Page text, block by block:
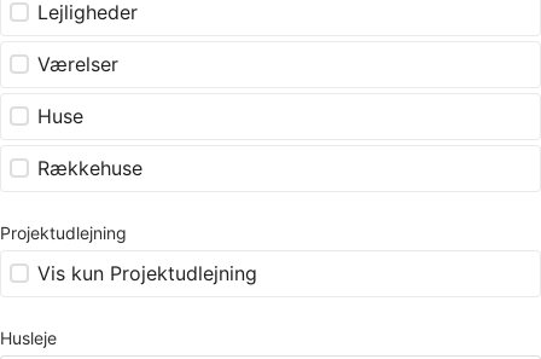
Lejligheder
Værelser
Huse
Rækkehuse
Projektudlejning
Vis kun Projektudlejning
Husleje